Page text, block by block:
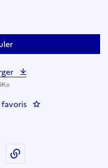
: INGENIEUR
(anciennement Twitter) -
sur LinkedIn
Partager par email